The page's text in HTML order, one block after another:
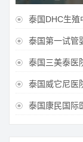
 泰国DHC生
 泰国第一试管
 泰国三美泰医
 泰国威它尼医
 泰国康民国际